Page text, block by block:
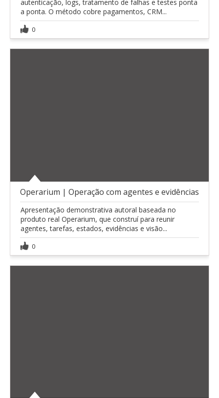
autenticação, logs, tratamento de falhas e testes ponta
a ponta. O método cobre pagamentos, CRM...
0
Operarium | Operação com agentes e evidências
Apresentação demonstrativa autoral baseada no
produto real Operarium, que construí para reunir
agentes, tarefas, estados, evidências e visão...
0